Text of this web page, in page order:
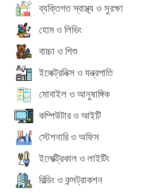
ব্যক্তিগত স্বাস্থ্য ও সুরক্ষা
হোম ও লিভিং
বাচ্চা ও শিশু
ইলেক্ট্রনিক্স ও যন্ত্রপাতি
মোবাইল ও আনুষাঙ্গিক
কম্পিউটার ও আইটি
স্টেশনারি ও অফিস
ইলেক্ট্রিকাল ও লাইটিং
বিল্ডিং ও কন্সট্রাকশন